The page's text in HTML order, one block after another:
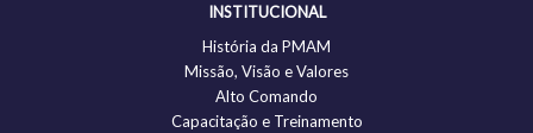
INSTITUCIONAL
História da PMAM
Missão, Visão e Valores
Alto Comando
Capacitação e Treinamento